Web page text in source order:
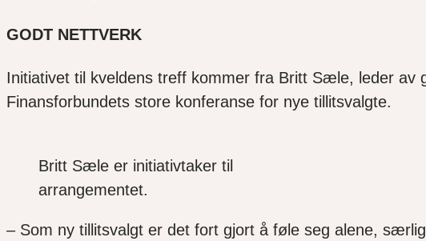
GODT NETTVERK
Initiativet til kveldens treff kommer fra Britt Sæle, leder av
Finansforbundets store konferanse for nye tillitsvalgte.
Britt Sæle er initiativtaker til
arrangementet.
– Som ny tillitsvalgt er det fort gjort å føle seg alene,